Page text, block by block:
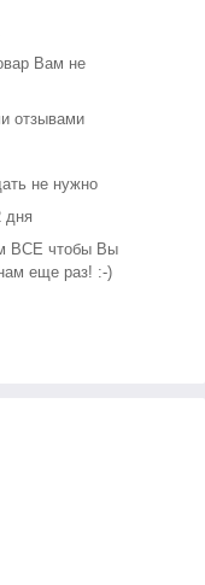
Вам не
отзывами
не нужно
дня
ВСЕ чтобы Вы
еще раз! :-)